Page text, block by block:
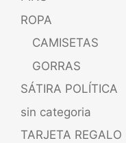
ROPA
CAMISETAS
GORRAS
SÁTIRA POLÍTICA
sin categoria
TARJETA REGALO